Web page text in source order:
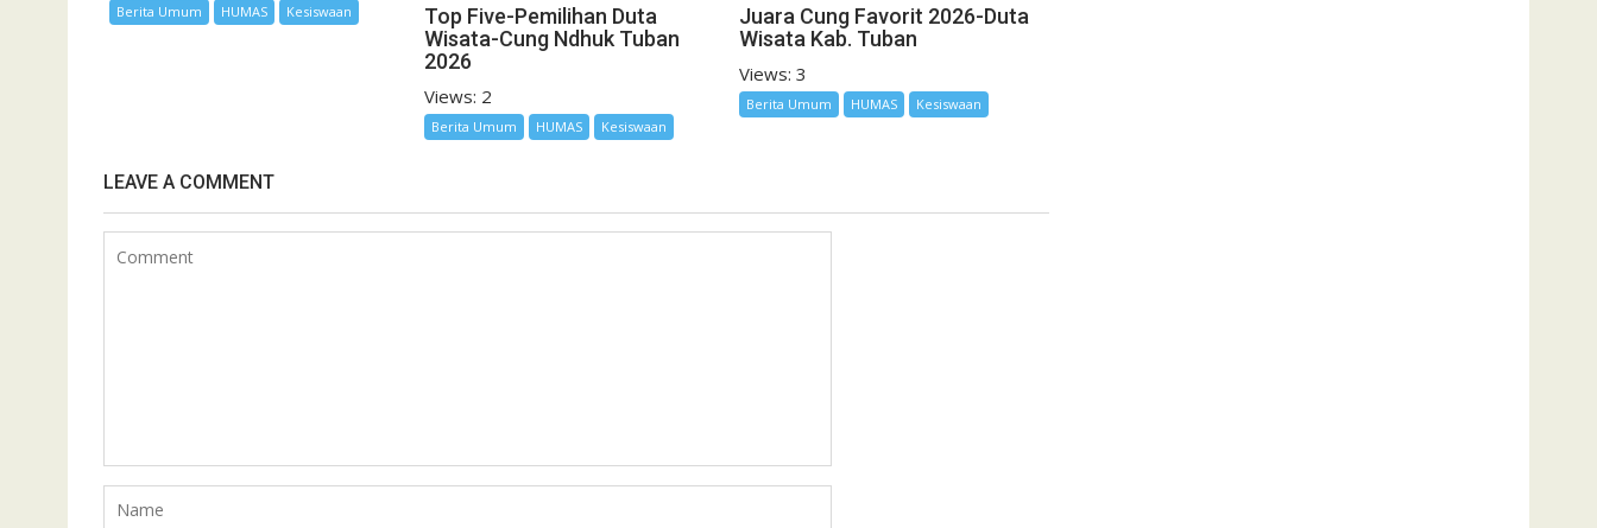
Berita Umum HUMAS Kesiswaan
Top Five-Pemilihan Duta
Wisata-Cung Ndhuk Tuban
2026
Views: 2
Berita Umum HUMAS Kesiswaan
Juara Cung Favorit 2026-Duta
Wisata Kab. Tuban
Views: 3
Berita Umum HUMAS Kesiswaan
LEAVE A COMMENT